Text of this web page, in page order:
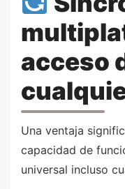
acceso
Una ventaja
capacidad de
universal incluso